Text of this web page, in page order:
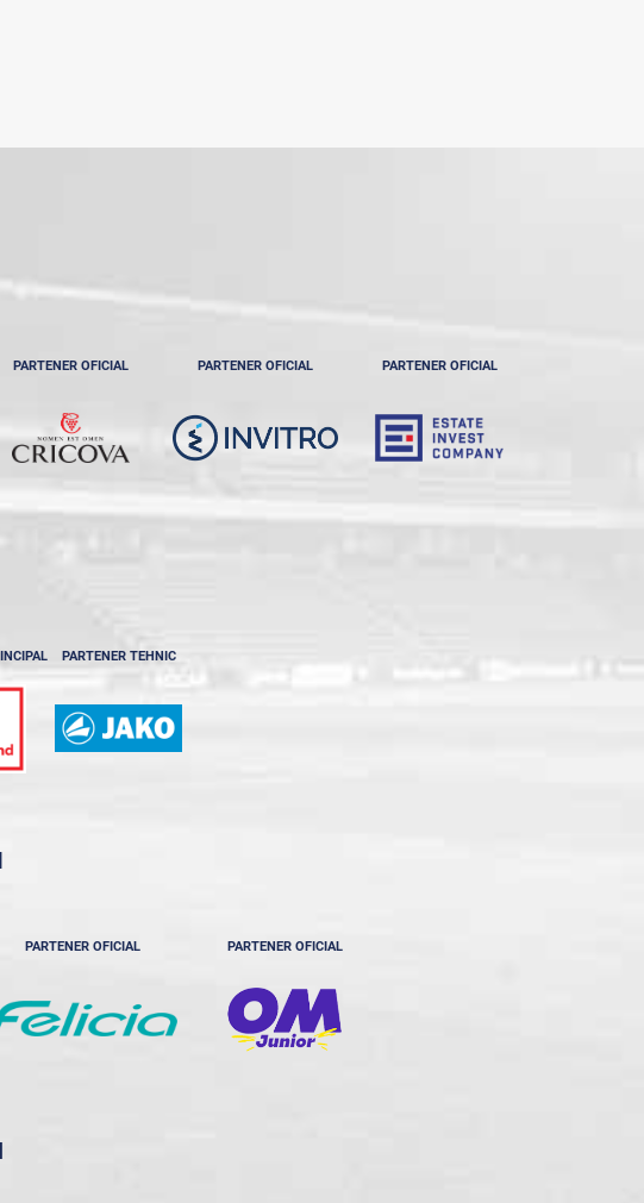
PARTENER OFICIAL PARTENER OFICIAL PARTENER OFICIAL
PARTENER TEHNIC
PARTENER OFICIAL PARTENER OFICIAL